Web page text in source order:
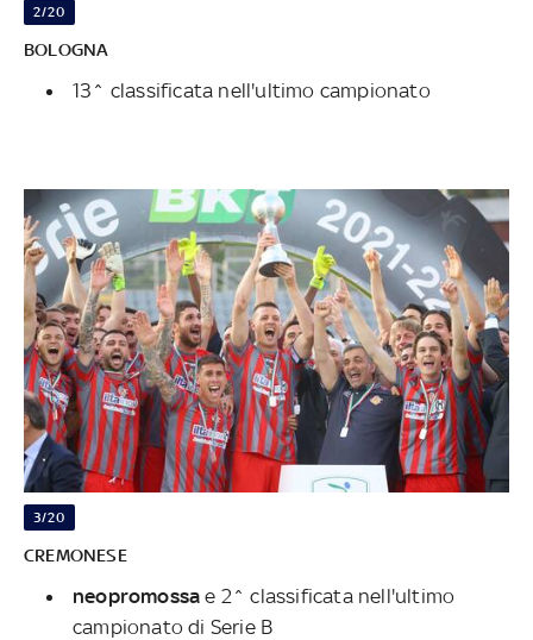
2/20
BOLOGNA
13^ classificata nell'ultimo campionato
3/20
CREMONESE
neopromossae 2^ classificata nell'ultimo
campionato di Serie B